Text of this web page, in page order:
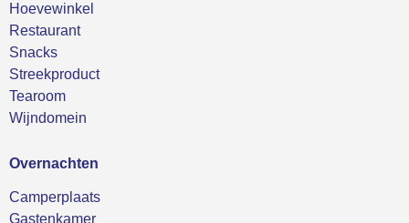
Hoevewinkel
Restaurant
Snacks
Streekproduct
Tearoom
Wijndomein
Overnachten
Camperplaats
Gastenkamer